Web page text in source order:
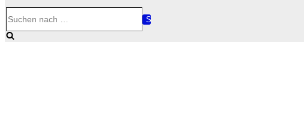
nach …